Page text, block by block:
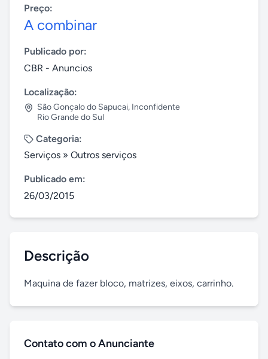
Preço:
A combinar
Publicado por:
CBR - Anuncios
Localização:
São Gonçalo do Sapucai, Inconfidente
Rio Grande do Sul
Categoria:
Serviços » Outros serviços
Publicado em:
26/03/2015
Descrição
Maquina de fazer bloco, matrizes, eixos, carrinho.
Contato com o Anunciante